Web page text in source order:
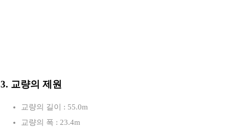
3. 교량의 제원
교량의 길이 : 55.0m
교량의 폭 : 23.4m